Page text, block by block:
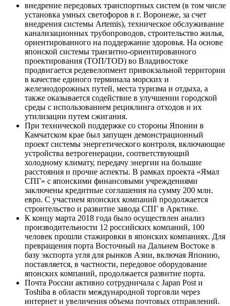
внедрение передовых транспортных систем (в том числе
установка умных светофоров в г. Воронеже, за счет
внедрения системы Artemis), техническое обслуживание
канализационных трубопроводов, строительство жилья,
ориентированного на поддержание здоровья. На основе
японской системы транзитно-ориентированного
проектирования (ТОП/TOD) во Владивостоке
продвигается редевелопмент привокзальной территории
в качестве единого терминала морских и
железнодорожных путей, места туризма и отдыха, а
также оказывается содействие в улучшении городской
среды с использованием рециклинга отходов и их
утилизации путем сжигания.
При технической поддержке со стороны Японии в
Камчатском крае был запущен демонстрационный
проект системы энергетического контроля, включающие
устройства ветрогенерации, соответствующий
холодному климату, передачу энергии на большие
расстояния и прочие аспекты. В рамках проекта «Ямал
СПГ» с японскими финансовыми учреждениями
заключены кредитные соглашения на сумму 200 млн.
евро. С участием японских компаний продолжается
строительство и развитие завода СПГ в Арктике.
К концу марта 2018 года было осуществлен анализ
производительности 12 российских компаний, 100
человек прошли стажировки в японских компаниях. Для
превращения порта Восточный на Дальнем Востоке в
базу экспорта угля для рынков Азии, включая Японию,
поставляется, в частности, передовое оборудование
японских компаний, продолжается развитие порта.
Почта России активно сотрудничала с Japan Post и
Toshiba в области международной торговли через
интернет и увеличения объема почтовых отправлений.